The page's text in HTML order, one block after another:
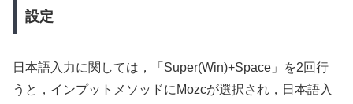
設定
日本語入力に関しては，「Super(Win)+Space」を2回行
うと，インプットメソッドにMozcが選択され，日本語入